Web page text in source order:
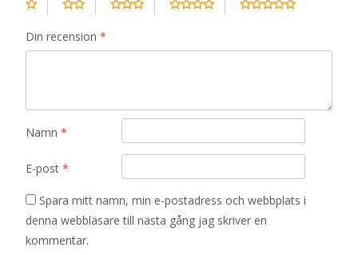
Din recension *
Namn *
E-post *
Spara mitt namn, min e-postadress och webbplats i
denna webbläsare till nästa gång jag skriver en
kommentar.